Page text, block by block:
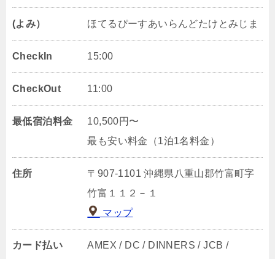
(よみ） ほてるぴーすあいらんどたけとみじま
CheckIn 15:00
CheckOut 11:00
最低宿泊料金
10,500円〜
最も安い料金（1泊1名料金）
住所
〒907-1101 沖縄県八重山郡竹富町字
竹富１１２－１
マップ
カード払い
AMEX / DC / DINNERS / JCB /